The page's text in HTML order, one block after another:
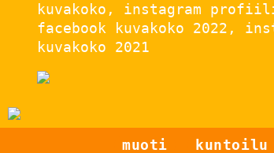
kuvakoko, instagram
facebook kuvakoko 2022,
kuvakoko 2021
muoti kuntoilu